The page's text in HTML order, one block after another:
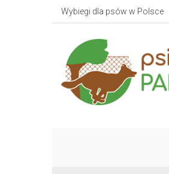
Wybiegi dla psów w Polsce